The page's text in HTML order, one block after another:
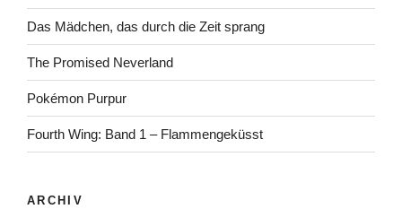
Das Mädchen, das durch die Zeit sprang
The Promised Neverland
Pokémon Purpur
Fourth Wing: Band 1 – Flammengeküsst
ARCHIV